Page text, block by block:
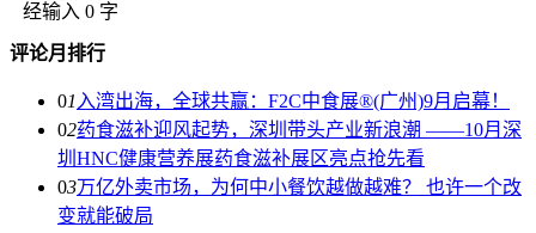
经输入 0 字
评论月排行
01 入湾出海，全球共赢：F2C中食展®(广州)9月启幕！
02药食滋补迎风起势，深圳带头产业新浪潮 ——10月深
圳HNC健康营养展药食滋补展区亮点抢先看
03万亿外卖市场，为何中小餐饮越做越难？ 也许一个改
变就能破局